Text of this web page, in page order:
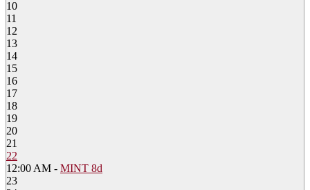
10
11
12
13
14
15
16
17
18
19
20
21
22
12:00 AM - MINT 8d
23